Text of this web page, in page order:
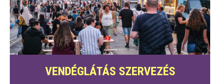
VENDÉGLÁTÁS SZERVEZÉS